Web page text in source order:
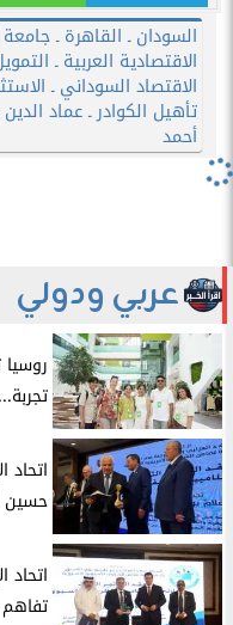
السودان ـ القاهرة ـ
الاقتصادية العربية ـ
الاقتصاد السوداني ـ
تأهيل الكوادر ـ عماد
أحمد
عربي ودولي
تجربة...
اتحاد
حسين
اتحاد